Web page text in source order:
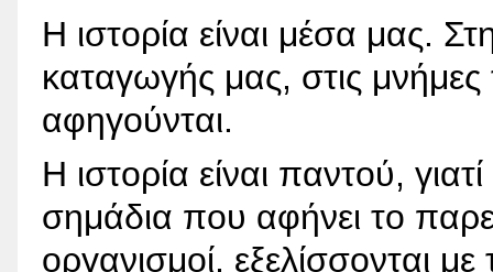
Η ιστορία είναι μέσα μας.
καταγωγής μας, στις
αφηγούνται.
Η ιστορία είναι παντού,
σημάδια που αφήνει το
οργανισμοί, εξελίσσονται